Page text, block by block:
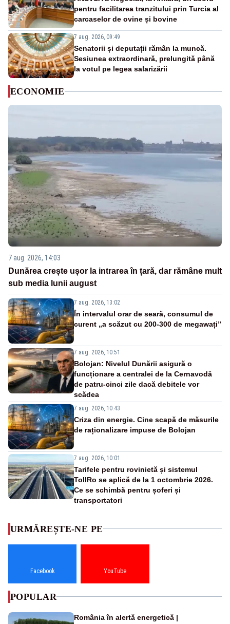
pentru facilitarea tranzitului prin Turcia al
carcaselor de ovine și bovine
7 aug. 2026, 09:49
Senatorii și deputații rămân la muncă.
Sesiunea extraordinară, prelungită până
la votul pe legea salarizării
ECONOMIE
7 aug. 2026, 14:03
Dunărea crește ușor la intrarea în țară, dar rămâne mult
sub media lunii august
7 aug. 2026, 13:02
În intervalul orar de seară, consumul de
curent „a scăzut cu 200-300 de megawați”
7 aug. 2026, 10:51
Bolojan: Nivelul Dunării asigură o
funcționare a centralei de la Cernavodă
de patru-cinci zile dacă debitele vor
scădea
7 aug. 2026, 10:43
Criza din energie. Cine scapă de măsurile
de raționalizare impuse de Bolojan
7 aug. 2026, 10:01
Tarifele pentru rovinietă și sistemul
TollRo se aplică de la 1 octombrie 2026.
Ce se schimbă pentru șoferi și
transportatori
URMĂREȘTE-NE PE
Facebook YouTube
POPULAR
România în alertă energetică |